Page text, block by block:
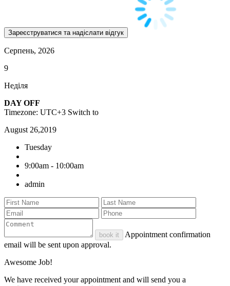
Серпень, 2026
9
Неділя
DAY OFF
Timezone: UTC+3 Switch to
August 26,2019
Tuesday
9:00am - 10:00am
admin
book it
Appointment confirmation
email will be sent upon approval.
Awesome Job!
We have received your appointment and will send you a